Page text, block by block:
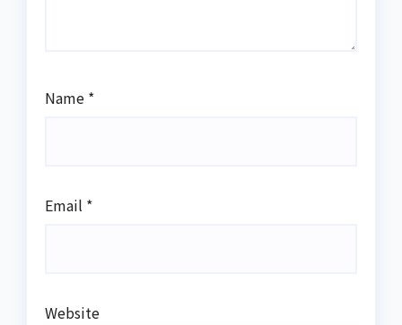
Name *
Email *
Website